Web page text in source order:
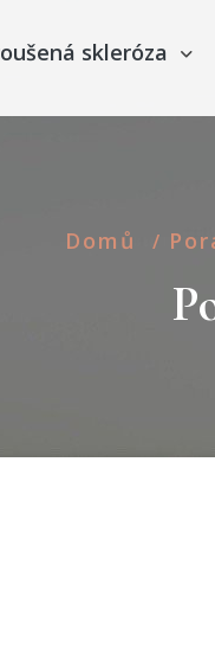
skleróza
Domů /